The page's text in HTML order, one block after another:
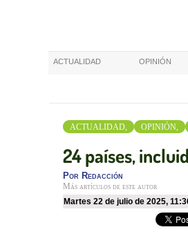
ACTUALIDAD OPINIÓN
ACTUALIDAD, OPINIÓN,
24 países,
Por Redacción
Más artículos de este autor
martes 22 de julio de 2025,